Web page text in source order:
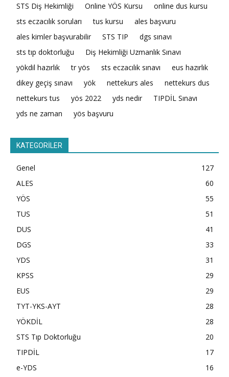
STS Diş Hekimliği
Online YÖS Kursu
online dus kursu
sts eczacılık soruları
tus kursu
ales başvuru
ales kimler başvurabilir
STS TIP
dgs sınavı
sts tıp doktorluğu
Diş Hekimliği Uzmanlık Sınavı
yökdil hazırlık
tr yös sts eczacılık sınavı
eus hazırlık
dikey geçiş sınavı
yök nettekurs ales
nettekurs dus
nettekurs tus
yös 2022 yds nedir
TIPDİL Sınavı
yds ne zaman
yös başvuru
KATEGORİLER
Genel
127
ALES
60
YÖS
55
TUS
51
DUS
41
DGS
33
YDS
31
KPSS
29
EUS
29
TYT-YKS-AYT
28
YÖKDİL
28
STS Tıp Doktorluğu
20
TIPDİL
17
e-YDS
16